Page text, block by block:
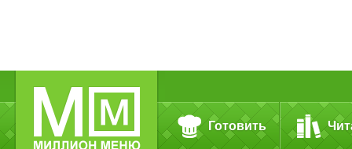
Готовить